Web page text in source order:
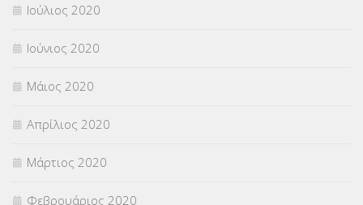
Ιούλιος 2020
Ιούνιος 2020
Μάιος 2020
Απρίλιος 2020
Μάρτιος 2020
Φεβρουάριος 2020